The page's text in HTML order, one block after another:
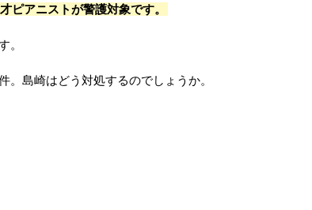
ピアニストが警護対象です。
。
。島崎はどう対処するのでしょうか。